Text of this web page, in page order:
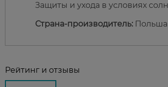
Защиты и ухода в условиях
Страна-производитель: Польша
Рейтинг и отзывы